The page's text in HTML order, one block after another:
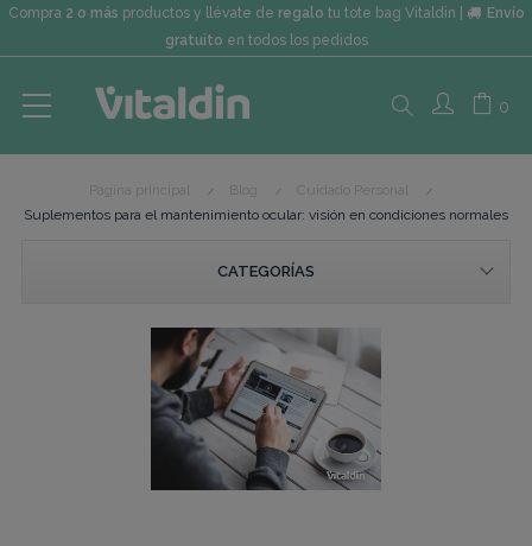
Compra 2 o más productos y llévate de regalo tu tote bag Vitaldin |
Envío
gratuito en todos los pedidos
Search
here...
0
Suplementos para el mantenimiento ocular: visión en condiciones normales
CATEGORÍAS